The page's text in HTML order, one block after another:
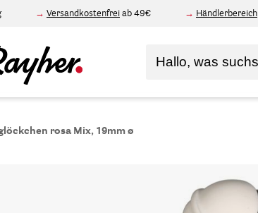
Versandkostenfrei ab 49€ Händlerbereich
rosa Mix, 19mm ø